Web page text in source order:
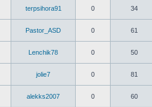
terpsihora91 0 34
Pastor_ASD 0 61
Lenchik78 0 50
jolie7 0 81
alekks2007 0 60